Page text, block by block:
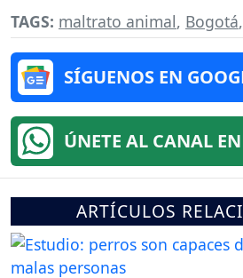
TAGS: maltrato animal, Bogotá,
SÍGUENOS EN
ÚNETE AL CANAL
ARTÍCULOS